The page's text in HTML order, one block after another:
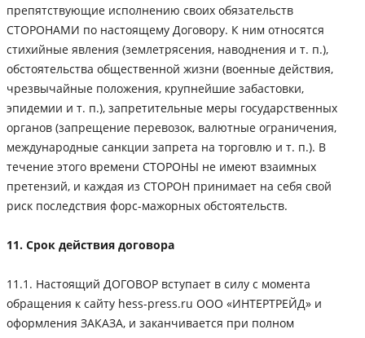
препятствующие исполнению своих обязательств
СТОРОНАМИ по настоящему Договору. К ним относятся
стихийные явления (землетрясения, наводнения и т. п.),
обстоятельства общественной жизни (военные действия,
чрезвычайные положения, крупнейшие забастовки,
эпидемии и т. п.), запретительные меры государственных
органов (запрещение перевозок, валютные ограничения,
международные санкции запрета на торговлю и т. п.). В
течение этого времени СТОРОНЫ не имеют взаимных
претензий, и каждая из СТОРОН принимает на себя свой
риск последствия форс-мажорных обстоятельств.
11. Срок действия договора
11.1. Настоящий ДОГОВОР вступает в силу с момента
обращения к сайту hess-press.ru ООО «ИНТЕРТРЕЙД» и
оформления ЗАКАЗА, и заканчивается при полном